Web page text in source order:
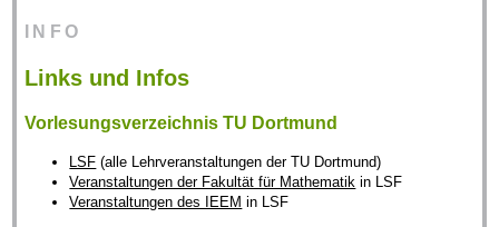
INFO
Links und Infos
Vorlesungsverzeichnis TU Dortmund
LSF (alle Lehrveranstaltungen der TU Dortmund)
Veranstaltungen der Fakultät für Mathematik in LSF
Veranstaltungen des IEEM in LSF